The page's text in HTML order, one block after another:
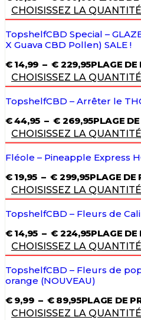
CHOISISSEZ LA QUANTITÉ
TopshelfCBD Special –
X Guava CBD Pollen) SALE !
€14,99 – € 229,95PLAGE
CHOISISSEZ LA QUANTITÉ
TopshelfCBD – Arrêter le
€44,95 – € 269,95PLAGE
CHOISISSEZ LA QUANTITÉ
Fléole – Pineapple Express
€19,95 – € 299,95PLAGE DE
CHOISISSEZ LA QUANTITÉ
TopshelfCBD – Fleurs de
€14,95 – € 224,95PLAGE
CHOISISSEZ LA QUANTITÉ
TopshelfCBD – Fleurs de
orange (NOUVEAU)
€9,99 – €89,95PLAGE DE
CHOISISSEZ LA QUANTITÉ